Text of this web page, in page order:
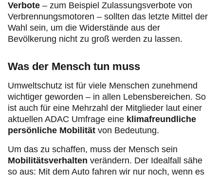
Verbote – zum Beispiel Zulassungsverbote von
Verbrennungsmotoren – sollten das letzte Mittel der
Wahl sein, um die Widerstände aus der
Bevölkerung nicht zu groß werden zu lassen.
Was der Mensch tun muss
Umweltschutz ist für viele Menschen zunehmend
wichtiger geworden – in allen Lebensbereichen. So
ist auch für eine Mehrzahl der Mitglieder laut einer
aktuellen ADAC Umfrage eine klimafreundliche
persönliche Mobilität von Bedeutung.
Um das zu schaffen, muss der Mensch sein
Mobilitätsverhalten verändern. Der Idealfall sähe
so aus: Mit dem Auto fahren wir nur noch, wenn es